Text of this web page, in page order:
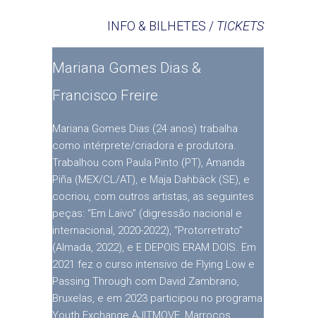
INFO & BILHETES / TICKETS
Mariana Gomes Dias &
Francisco Freire
Mariana Gomes Dias (24 anos) trabalha
como intérprete/criadora e produtora.
Trabalhou com Paula Pinto (PT), Amanda
Piña (MEX/CL/AT), e Maja Dahbäck (SE), e
cocriou, com outros artistas, as seguintes
peças: “Em Laivo” (digressão nacional e
internacional, 2020-2022), “Protorretrato”
(Almada, 2022), e E DEPOIS ERAM DOIS. Em
2021 fez o curso intensivo de Flying Low e
Passing Through com David Zambrano,
Bruxelas, e em 2023 participou no programa
Youth Exchange AJITMOVE, Marrocos.